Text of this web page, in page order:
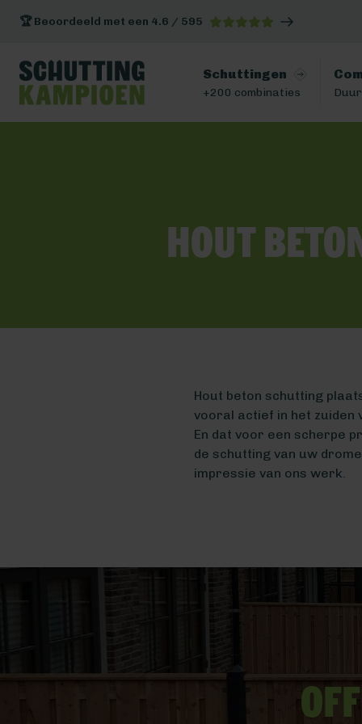
🏆 Beoordeeld met een 4.6 / 595
Schuttingen
+200 combinaties
Hout
Hout beton schutting
vooral actief in het zuiden
En dat voor een scherpe
de schutting van uw
impressie van ons werk.